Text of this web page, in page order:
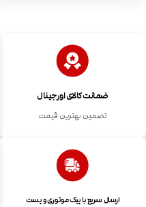
ضمانت کالای اورجینال
تضمین بهترین قیمت
ارسال سریع با پیک موتوری و پست